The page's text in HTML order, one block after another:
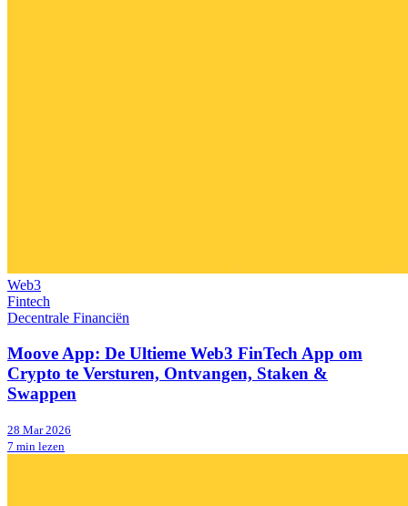
Web3
Fintech
Decentrale Financiën
Moove App: De Ultieme Web3 FinTech App om
Crypto te Versturen, Ontvangen, Staken &
Swappen
28 Mar 2026
7 min lezen